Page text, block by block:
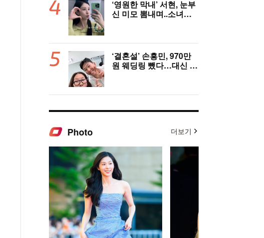
‘영원한 막내’ 서현, 눈부
신 미모 뽐내며..소녀시
‘결혼설’ 손흥민, 970만
원 웨딩링 뺐다…대신 왼
Photo 더보기